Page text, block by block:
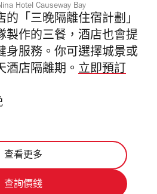
Hotel Causeway Bay
「三晚隔離住宿計劃」
製作的三餐，酒店也會提
身服務。你可選擇城景或
酒店隔離期。 立即預訂
查看更多
查詢價錢